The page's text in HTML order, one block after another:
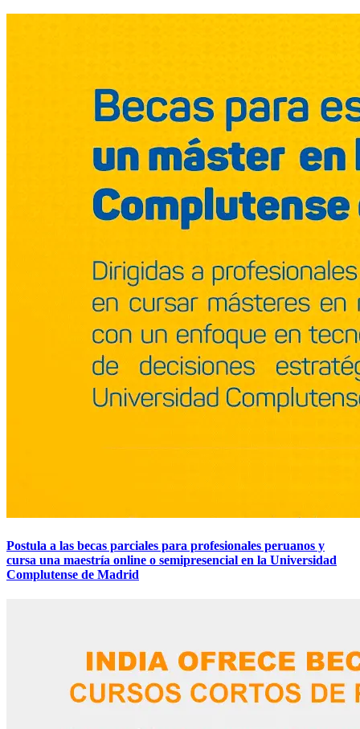
Postula a las becas parciales para profesionales peruanos y
cursa una maestría online o semipresencial en la Universidad
Complutense de Madrid